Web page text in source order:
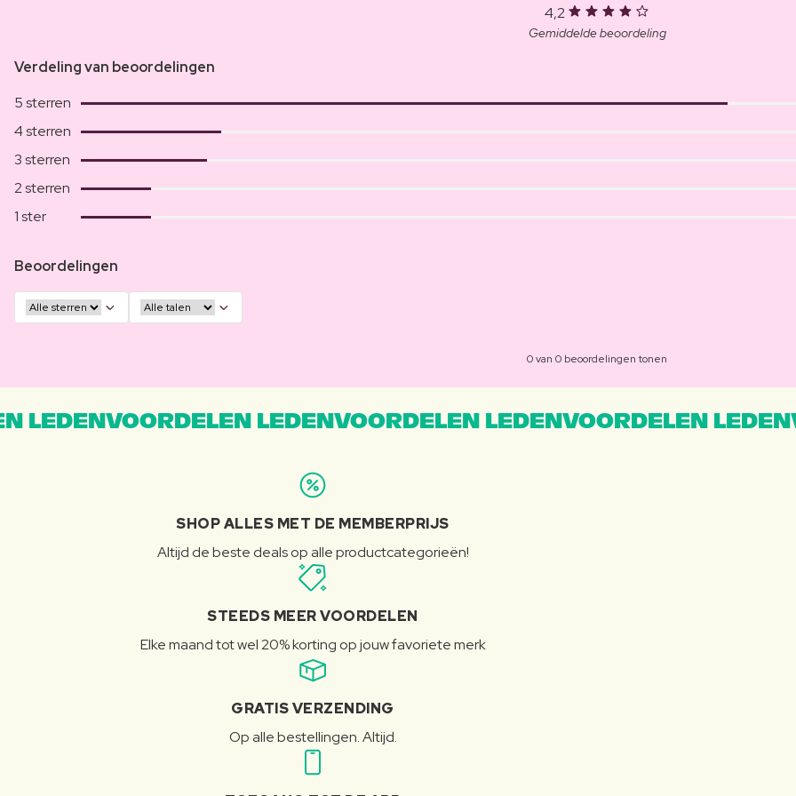
4,2
Gemiddelde beoordeling
Verdeling van beoordelingen
5 sterren
4 sterren
3 sterren
2 sterren
1 ster
Beoordelingen
0 van 0 beoordelingen tonen
LEDENVOORDELEN LEDENVOORDELEN LEDENVOORDELEN
SHOP ALLES MET DE MEMBERPRIJS
Altijd de beste deals op alle productcategorieën!
STEEDS MEER VOORDELEN
Elke maand tot wel 20% korting op jouw favoriete merk
GRATIS VERZENDING
Op alle bestellingen. Altijd.